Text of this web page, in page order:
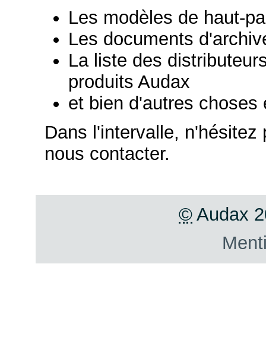
Les modèles de haut-
Les documents
La liste des
produits Audax
et bien d'autres choses
Dans l'intervalle,
nous contacter.
© Audax